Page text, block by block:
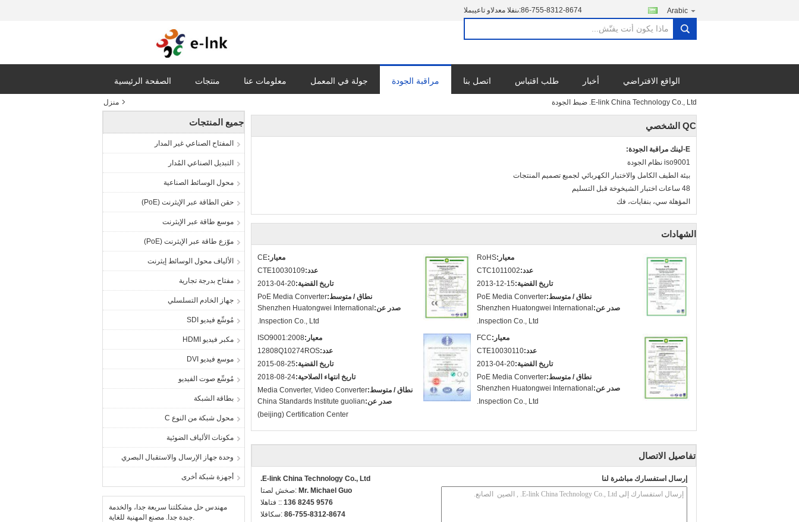
المبيعات والدعم الفنى:86-755-8312-8674 Arabic
search
الصفحة الرئيسية منتجات معلومات عنا جولة في المعمل مراقبة الجودة اتصل بنا طلب اقتباس أخبار الواقع الافتراضي
منزل E-link China Technology Co., Ltd. ضبط الجودة
جميع المنتجات
المفتاح الصناعي غير المدار
التبديل الصناعي المُدار
محول الوسائط الصناعية
حقن الطاقة عبر الإيثرنت (PoE)
موسع طاقة عبر الإيثرنت
موّزع طاقة عبر الإيثرنت (PoE)
الألياف محول الوسائط إيثرنت
مفتاح بدرجة تجارية
جهاز الخادم التسلسلي
مُوسِّع فيديو SDI
مكبر فيديو HDMI
موسع فيديو DVI
مُوسِّع صوت الفيديو
بطاقة الشبكة
محول شبكة من النوع C
مكونات الألياف الضوئية
وحدة جهاز الإرسال والاستقبال البصري
أجهزة شبكة أخرى
مهندس حل مشكلتنا سريعة جدا، والخدمة
جيدة جدا. مصنع المهنية للغاية.
QC الشخصي
E-لينك مراقبة الجودة:
iso9001 نظام الجودة
بيئة الطيف الكامل والاختبار الكهربائي لجميع تصميم المنتجات
48 ساعات اختبار الشيخوخة قبل التسليم
المؤهلة سي، بنفايات، فك
الشهادات
معيار:CE
عدد:CTE10030109
تاريخ القضية:2013-04-20
نطاق / متوسط:PoE Media Converter
صدر عن: Shenzhen Huatongwei International
Inspection Co., Ltd.
معيار:RoHS
عدد:CTC1011002
تاريخ القضية:2013-12-15
نطاق / متوسط:PoE Media Converter
صدر عن: Shenzhen Huatongwei International
Inspection Co., Ltd.
معيار:ISO9001:2008
عدد:12808Q10274ROS
تاريخ القضية:2015-08-25
تاريخ انتهاء الصلاحية:2018-08-24
نطاق / متوسط:Media Converter, Video Converter
صدر عن:China Standards Institute guolian
(beijing) Certification Center
معيار:FCC
عدد:CTE10030110
تاريخ القضية:2013-04-20
نطاق / متوسط:PoE Media Converter
صدر عن: Shenzhen Huatongwei International
Inspection Co., Ltd.
تفاصيل الاتصال
E-link China Technology Co., Ltd.
اتصل شخص: Mr. Michael Guo
الهاتف :: 136 8245 9576
الفاكس: 86-755-8312-8674
إرسال استفسارك مباشرة لنا